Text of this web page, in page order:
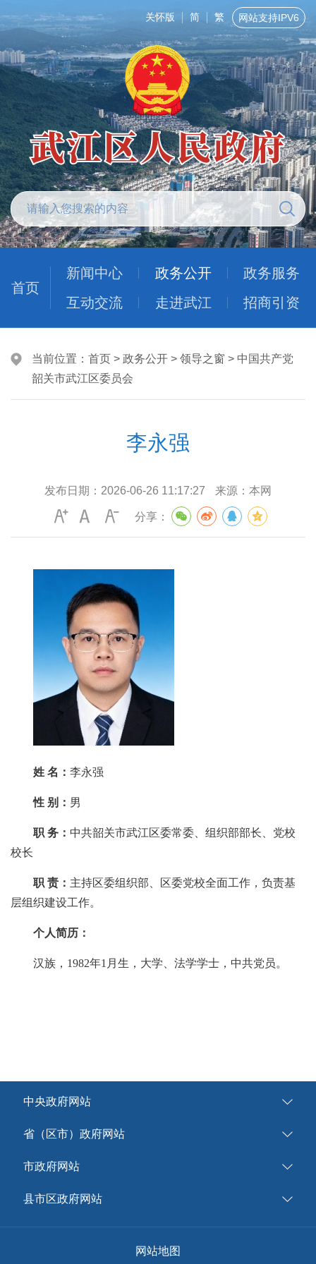
关怀版 简 繁 网站支持IPV6
首页
新闻中心 政务公开
政务服务
互动交流
走进武江 招商引资
当前位置： 首页 > 政务公开 > 领导之窗 > 中国共产党
韶关市武江区委员会
李永强
发布日期： 2026-06-26 11:17:27 来源： 本网
分享：
姓 名 ： 李永强
性 别： 男
职 务 ： 中共韶关市武江区委常委、组织部部长、党校
校长
职 责： 主持区委组织部、区委党校全面工作，负责基
层组织建设工作。
个人简历：
汉族，1982年1月生，大学、法学学士，中共党员。
中央政府网站
省（区市）政府网站
市政府网站
县市区政府网站
网站地图